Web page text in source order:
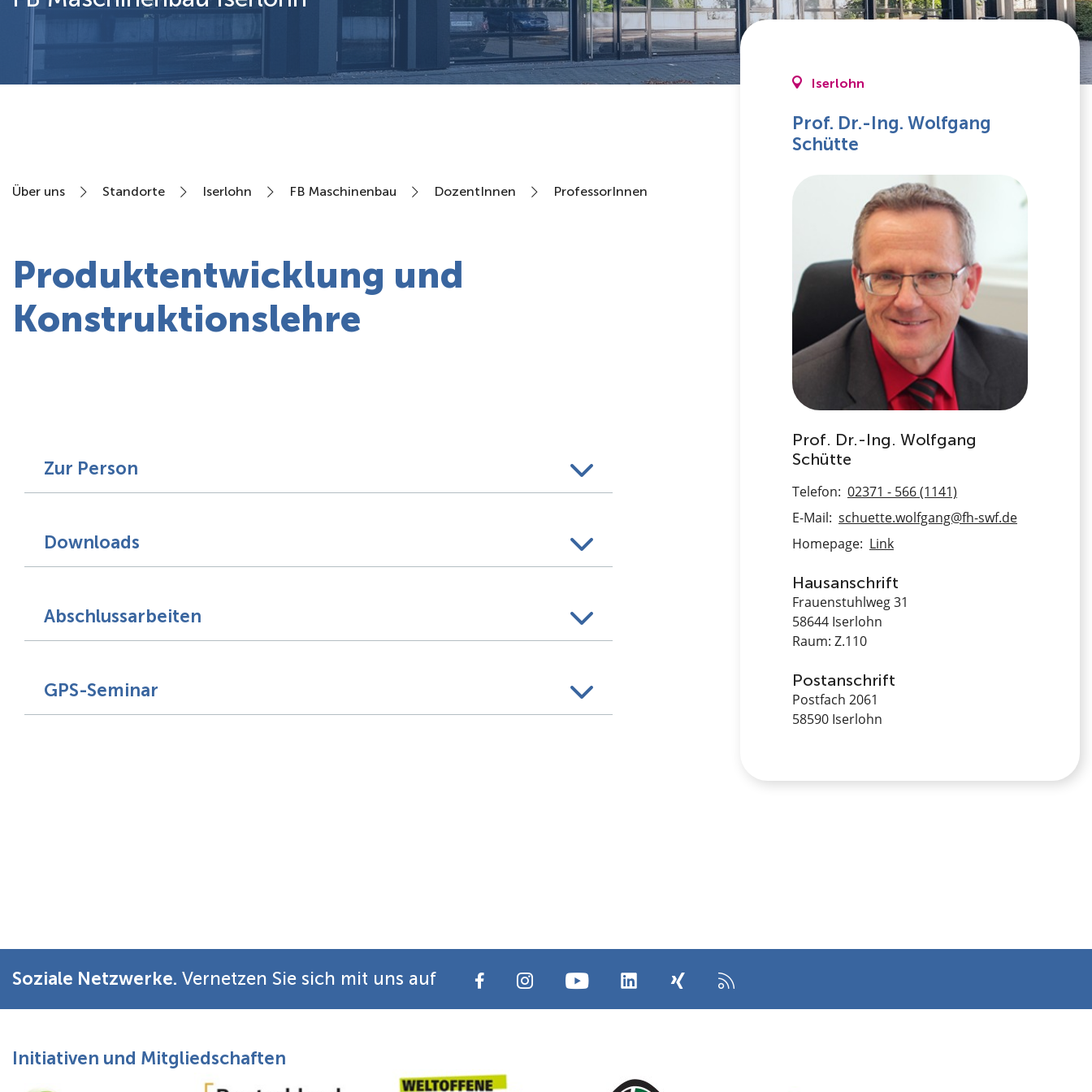
Über uns Standorte Iserlohn FB Maschinenbau DozentInnen ProfessorInnen
Produktentwicklung und
Konstruktionslehre
Zur Person
Downloads
Abschlussarbeiten
GPS-Seminar
Iserlohn
Prof. Dr.-Ing. Wolfgang
Schütte
Prof. Dr.-Ing. Wolfgang
Schütte
Telefon: 02371 - 566 (1141)
E-Mail: schuette.wolfgang@fh-swf.de
Homepage: Link
Hausanschrift
Frauenstuhlweg 31
58644 Iserlohn
Raum: Z.110
Postanschrift
Postfach 2061
58590 Iserlohn
Soziale Netzwerke. Vernetzen Sie sich mit uns auf
Initiativen und Mitgliedschaften